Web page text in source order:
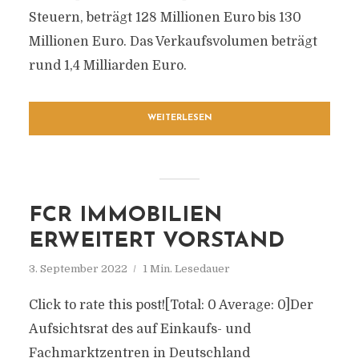
Steuern, beträgt 128 Millionen Euro bis 130
Millionen Euro. Das Verkaufsvolumen beträgt
rund 1,4 Milliarden Euro.
WEITERLESEN
FCR IMMOBILIEN
ERWEITERT VORSTAND
3. September 2022 1 Min. Lesedauer
Click to rate this post![Total: 0 Average: 0]Der
Aufsichtsrat des auf Einkaufs- und
Fachmarktzentren in Deutschland